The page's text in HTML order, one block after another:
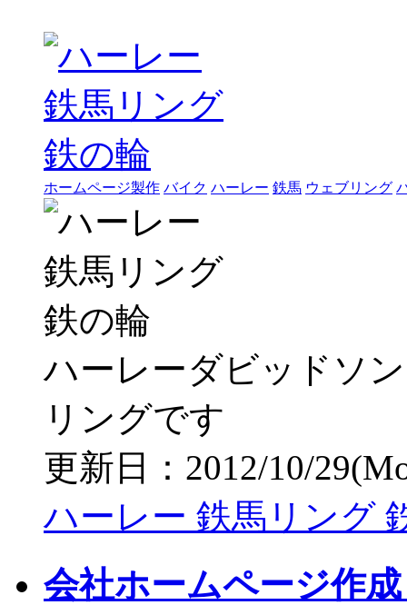
ホームページ製作 バイク ハーレー 鉄馬 ウェブリング
ハーレーダビッドソ
リングです
更新日：2012/10/
ハーレー 鉄馬リング
会社ホームページ作